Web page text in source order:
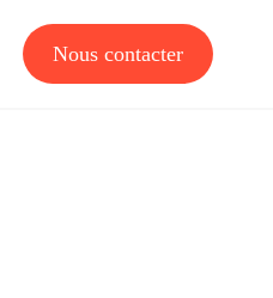
Nous contacter